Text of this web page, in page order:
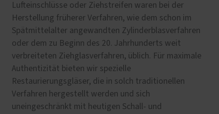
Lufteinschlüsse oder Ziehstreifen waren bei der
Herstellung früherer Verfahren, wie dem schon im
Spätmittelalter angewandten Zylinderblasverfahren
oder dem zu Beginn des 20. Jahrhunderts weit
verbreiteten Ziehglasverfahren, üblich. Für maximale
Authentizität bieten wir spezielle
Restaurierungsgläser, die in solch traditionellen
Verfahren hergestellt werden und sich
uneingeschränkt mit heutigen Schall- und